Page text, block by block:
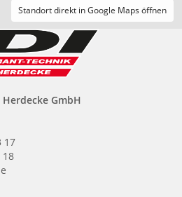
Standort direkt in Google Maps öffnen
GmbH
17
18